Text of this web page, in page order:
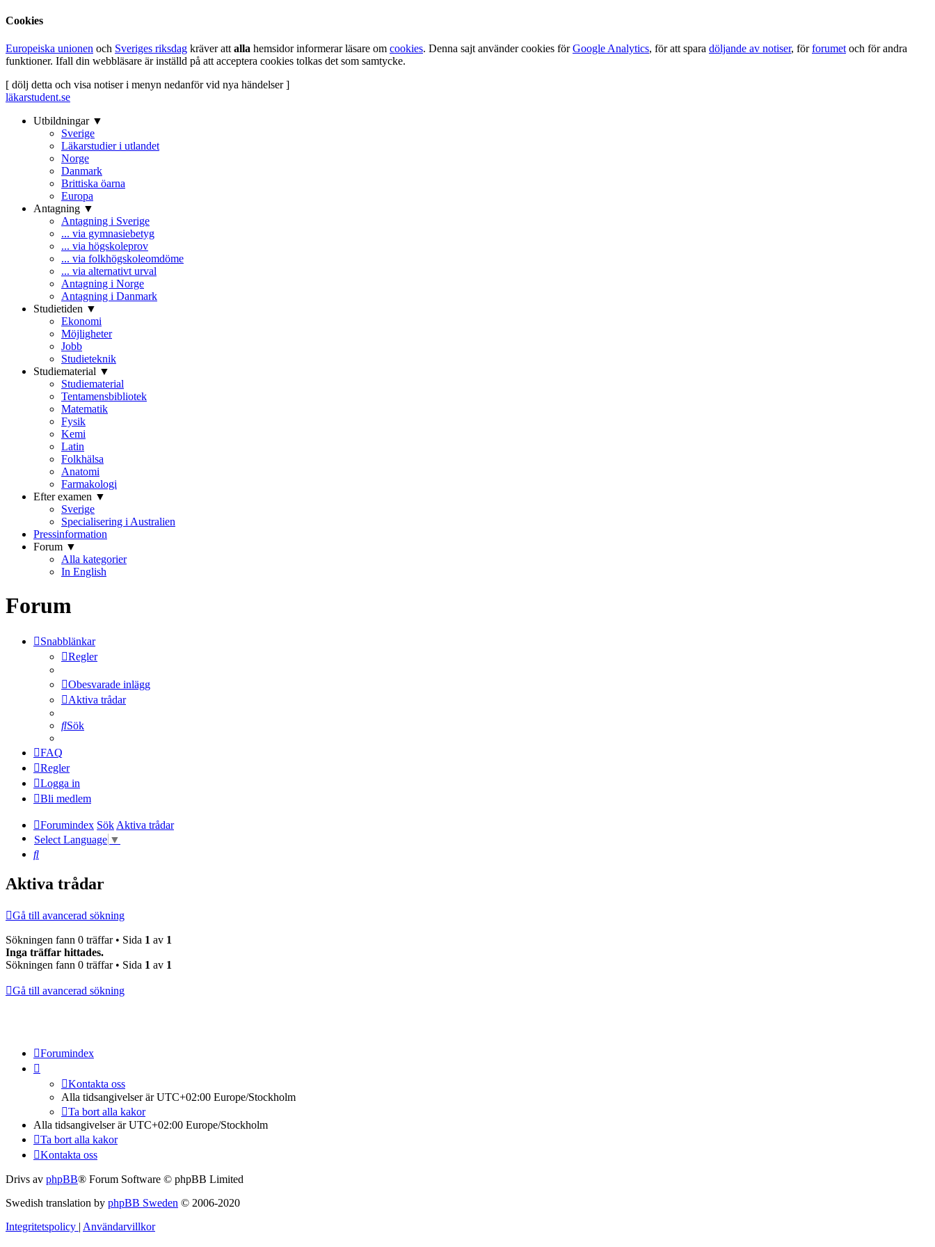
Cookies
Europeiska unionen och Sveriges riksdag kräver att alla hemsidor informerar läsare om cookies. Denna sajt använder cookies förGoogle Analytics, för att spara döljande av notiser, förforumet och för andra
funktioner. Ifall din webbläsare är inställd på att acceptera cookies tolkas det som samtycke.
[ dölj detta och visa notiser i menyn nedanför vid nya händelser ]
läkarstudent.se
Utbildningar ▼
Sverige
Läkarstudier i utlandet
Norge
Danmark
Brittiska öarna
Europa
Antagning ▼
Antagning i Sverige
... via gymnasiebetyg
... via högskoleprov
... via folkhögskoleomdöme
... via alternativt urval
Antagning i Norge
Antagning i Danmark
Studietiden ▼
Ekonomi
Möjligheter
Jobb
Studieteknik
Studiematerial ▼
Studiematerial
Tentamensbibliotek
Matematik
Fysik
Kemi
Latin
Folkhälsa
Anatomi
Farmakologi
Efter examen ▼
Sverige
Specialisering i Australien
Pressinformation
Forum ▼
Alla kategorier
In English
Forum
Snabblänkar
Regler
Obesvarade inlägg
Aktiva trådar
Sök
FAQ
Regler
Logga in
Bli medlem
Forumindex SökAktiva trådar
Select Language ▼
Sök
Aktiva trådar
Gå till avancerad sökning
Sökningen fann 0 träffar • Sida 1 av 1
Inga träffar hittades.
Sökningen fann 0 träffar • Sida 1 av 1
Gå till avancerad sökning
Forumindex
Kontakta oss
Alla tidsangivelser är UTC+02:00 Europe/Stockholm
Ta bort alla kakor
Alla tidsangivelser är UTC+02:00 Europe/Stockholm
Ta bort alla kakor
Kontakta oss
Drivs av phpBB® Forum Software © phpBB Limited
Swedish translation by phpBB Sweden © 2006-2020
Integritetspolicy | Användarvillkor